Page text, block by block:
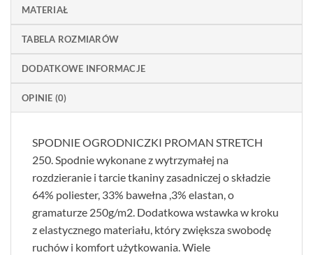
MATERIAŁ
TABELA ROZMIARÓW
DODATKOWE INFORMACJE
OPINIE (0)
SPODNIE OGRODNICZKI PROMAN STRETCH
250. Spodnie wykonane z wytrzymałej na
rozdzieranie i tarcie tkaniny zasadniczej o składzie
64% poliester, 33% bawełna ,3% elastan, o
gramaturze 250g/m2. Dodatkowa wstawka w kroku
z elastycznego materiału, który zwiększa swobodę
ruchów i komfort użytkowania. Wiele